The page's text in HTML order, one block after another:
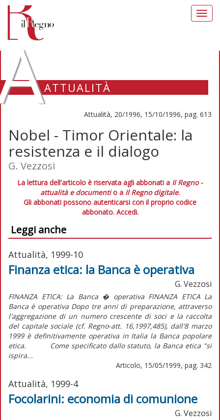
ATTUALITÀ
Attualità, 20/1996, 15/10/1996, pag. 613
Nobel - Timor Orientale: la
resistenza e il dialogo
G. Vezzosi
La lettura dell'articolo è riservata agli abbonati a Il Regno -
attualità e documentio a Il Regno digitale.
Gli abbonati possono autenticarsi con il proprio codice
abbonato. Accedi.
Leggi anche
Attualità, 1999-10
Finanza etica: la Banca è operativa
G. Vezzosi
FINANZA ETICA: La Banca � operativa FINANZA ETICA La
Banca è operativa Dopo tre anni di preparazione, attraverso
l'aggregazione di un numero crescente di soci e la raccolta
del capitale sociale (cf. Regno-att. 16,1997,485), dall'8 marzo
1999 è definitivamente operativa in Italia la Banca popolare
etica. Come specificato dallo statuto, la Banca etica "si
ispira...
Articolo, 15/05/1999, pag. 342
Attualità, 1999-4
Focolarini: economia di comunione
G. Vezzosi